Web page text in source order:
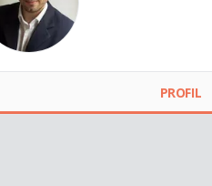
PROFIL